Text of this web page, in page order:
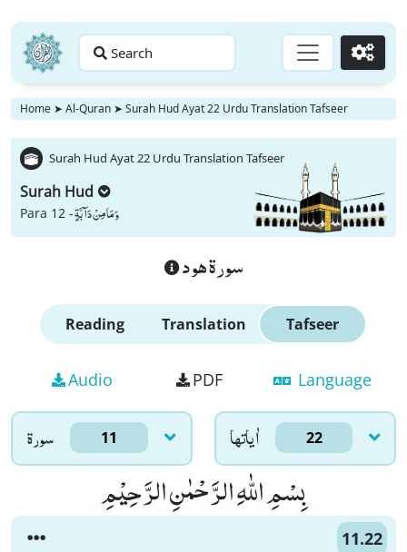
Search Go
Home ➤ Al-Quran ➤ Surah Hud Ayat 22 Urdu Translation Tafseer
Surah Hud Ayat 22 Urdu Translation Tafseer
Surah Hud
Para 12 -وَ مَا مِنْ دَآبَّةٍ
سورة هود
Reading Translation Tafseer
Audio PDF Language
سورۃ 11 اٰياتها 22
بِسْمِ اللّٰهِ الرَّحْمٰنِ الرَّحِیْمِ
11.22